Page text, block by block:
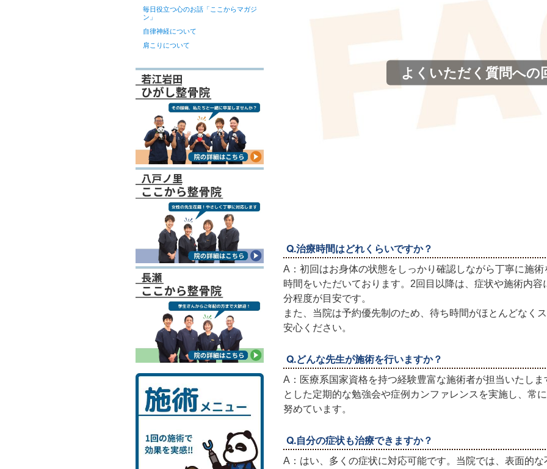
毎日役立つ心のお話「ここからマガジ
ン」
自律神経について
肩こりについて
よくいただく質問への
Q.治療時間はどれくらいですか？
A：初回はお身体の状態をしっかり確認しながら丁寧に施
時間をいただいております。2回目以降は、症状や施術内
分程度が目安です。
また、当院は予約優先制のため、待ち時間がほとんどなく
安心ください。
Q.どんな先生が施術を行いますか？
A：医療系国家資格を持つ経験豊富な施術者が担当いたし
とした定期的な勉強会や症例カンファレンスを実施し、常
努めています。
Q.自分の症状も治療できますか？
A：はい、多くの症状に対応可能です。当院では、表面的